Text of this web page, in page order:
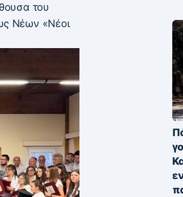
του
Νέων «Νέοι